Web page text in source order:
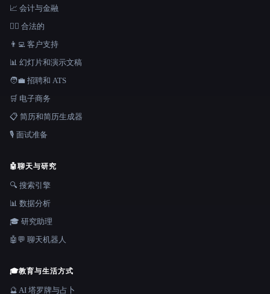
📈 会计与金融
👩‍⚖️ 合法的
👨‍💻 客户支持
📊 幻灯片和演示文稿
🧑‍💼 招聘和 ATS
🛒 电子商务
📋 简历和简历生成器
🎙️ 面试准备
🤖聊天与研究
🔍 搜索引擎
📊 数据分析
🎓 研究助理
🤖💬 聊天机器人
🎓教育与生活方式
🔮 AI 塔罗牌与占卜